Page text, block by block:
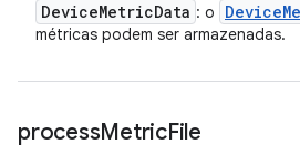
DeviceMetricData : o Device
métricas podem ser armazenadas.
processMetricFile